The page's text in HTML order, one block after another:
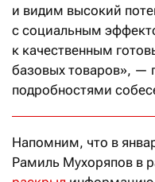
и видим высокий
с социальным
к качественным
базовых товаров», —
подробностями
Напомним, что в
Рамиль Мухоряпов в